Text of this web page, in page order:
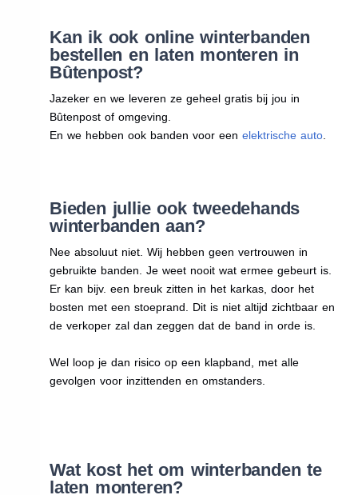
Kan ik ook online winterbanden
bestellen en laten monteren in
Bûtenpost?
Jazeker en we leveren ze geheel gratis bij jou in
Bûtenpost of omgeving.
En we hebben ook banden voor een elektrische auto.
Bieden jullie ook tweedehands
winterbanden aan?
Nee absoluut niet. Wij hebben geen vertrouwen in
gebruikte banden. Je weet nooit wat ermee gebeurt is.
Er kan bijv. een breuk zitten in het karkas, door het
bosten met een stoeprand. Dit is niet altijd zichtbaar en
de verkoper zal dan zeggen dat de band in orde is.
Wel loop je dan risico op een klapband, met alle
gevolgen voor inzittenden en omstanders.
Wat kost het om winterbanden te
laten monteren?